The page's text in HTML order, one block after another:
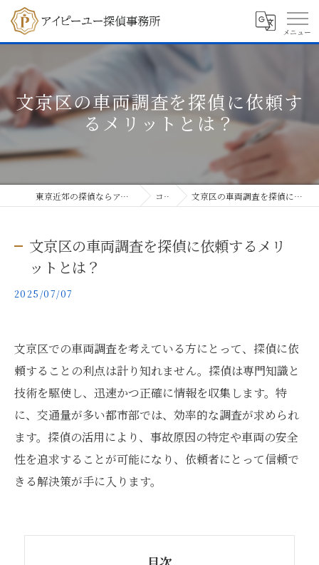
文京区の車両調査を探偵に依頼す
るメリットとは？
東京近郊の探偵ならアイピーユー探偵事務所 コラム 文京区の車両調査を探偵に依頼するメリットとは？
文京区の車両調査を探偵に依頼するメリ
ットとは？
2025/07/07
文京区での車両調査を考えている方にとって、探偵に依
頼することの利点は計り知れません。探偵は専門知識と
技術を駆使し、迅速かつ正確に情報を収集します。特
に、交通量が多い都市部では、効率的な調査が求められ
ます。探偵の活用により、事故原因の特定や車両の安全
性を追求することが可能になり、依頼者にとって信頼で
きる解決策が手に入ります。